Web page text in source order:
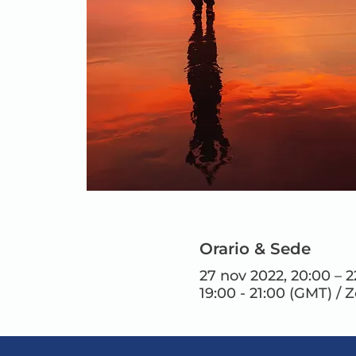
Orario & Sede
27 nov 2022, 20:00 –
19:00 - 21:00 (GMT) /